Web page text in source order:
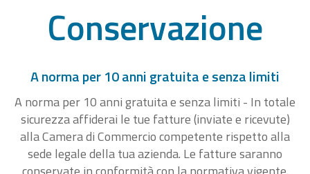
Conservazione
A norma per 10 anni gratuita e senza limiti
A norma per 10 anni gratuita e senza limiti - In totale
sicurezza affiderai le tue fatture (inviate e ricevute)
alla Camera di Commercio competente rispetto alla
sede legale della tua azienda. Le fatture saranno